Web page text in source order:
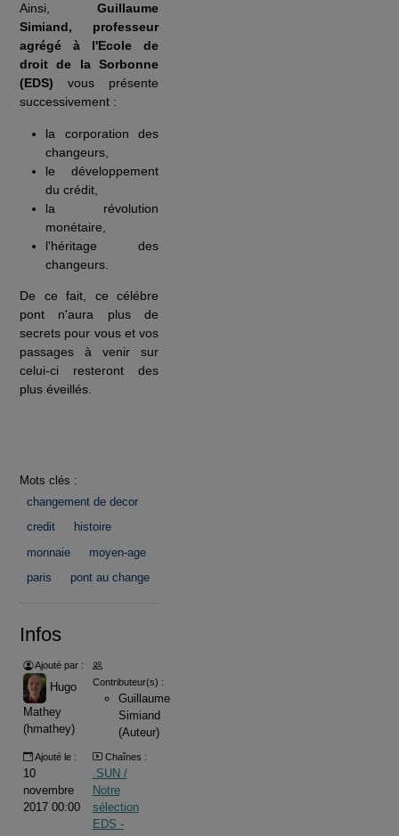
Ainsi, Guillaume
Simiand, professeur
agrégé à l'Ecole de
droit de la Sorbonne
(EDS) vous présente
successivement :
la corporation des
changeurs,
le développement
du crédit,
la révolution
monétaire,
l'héritage des
changeurs.
De ce fait, ce célébre
pont n'aura plus de
secrets pour vous et vos
passages à venir sur
celui-ci resteront des
plus éveillés.
Mots clés :
changement de decor
credit
histoire
monnaie
moyen-age
paris
pont au change
Infos
Ajouté par :
Hugo
Mathey
(hmathey)
Contributeur(s) :
Guillaume
Simiand
(Auteur)
Ajouté le :
10
novembre
2017 00:00
Chaînes :
.SUN /
Notre
sélection
EDS -